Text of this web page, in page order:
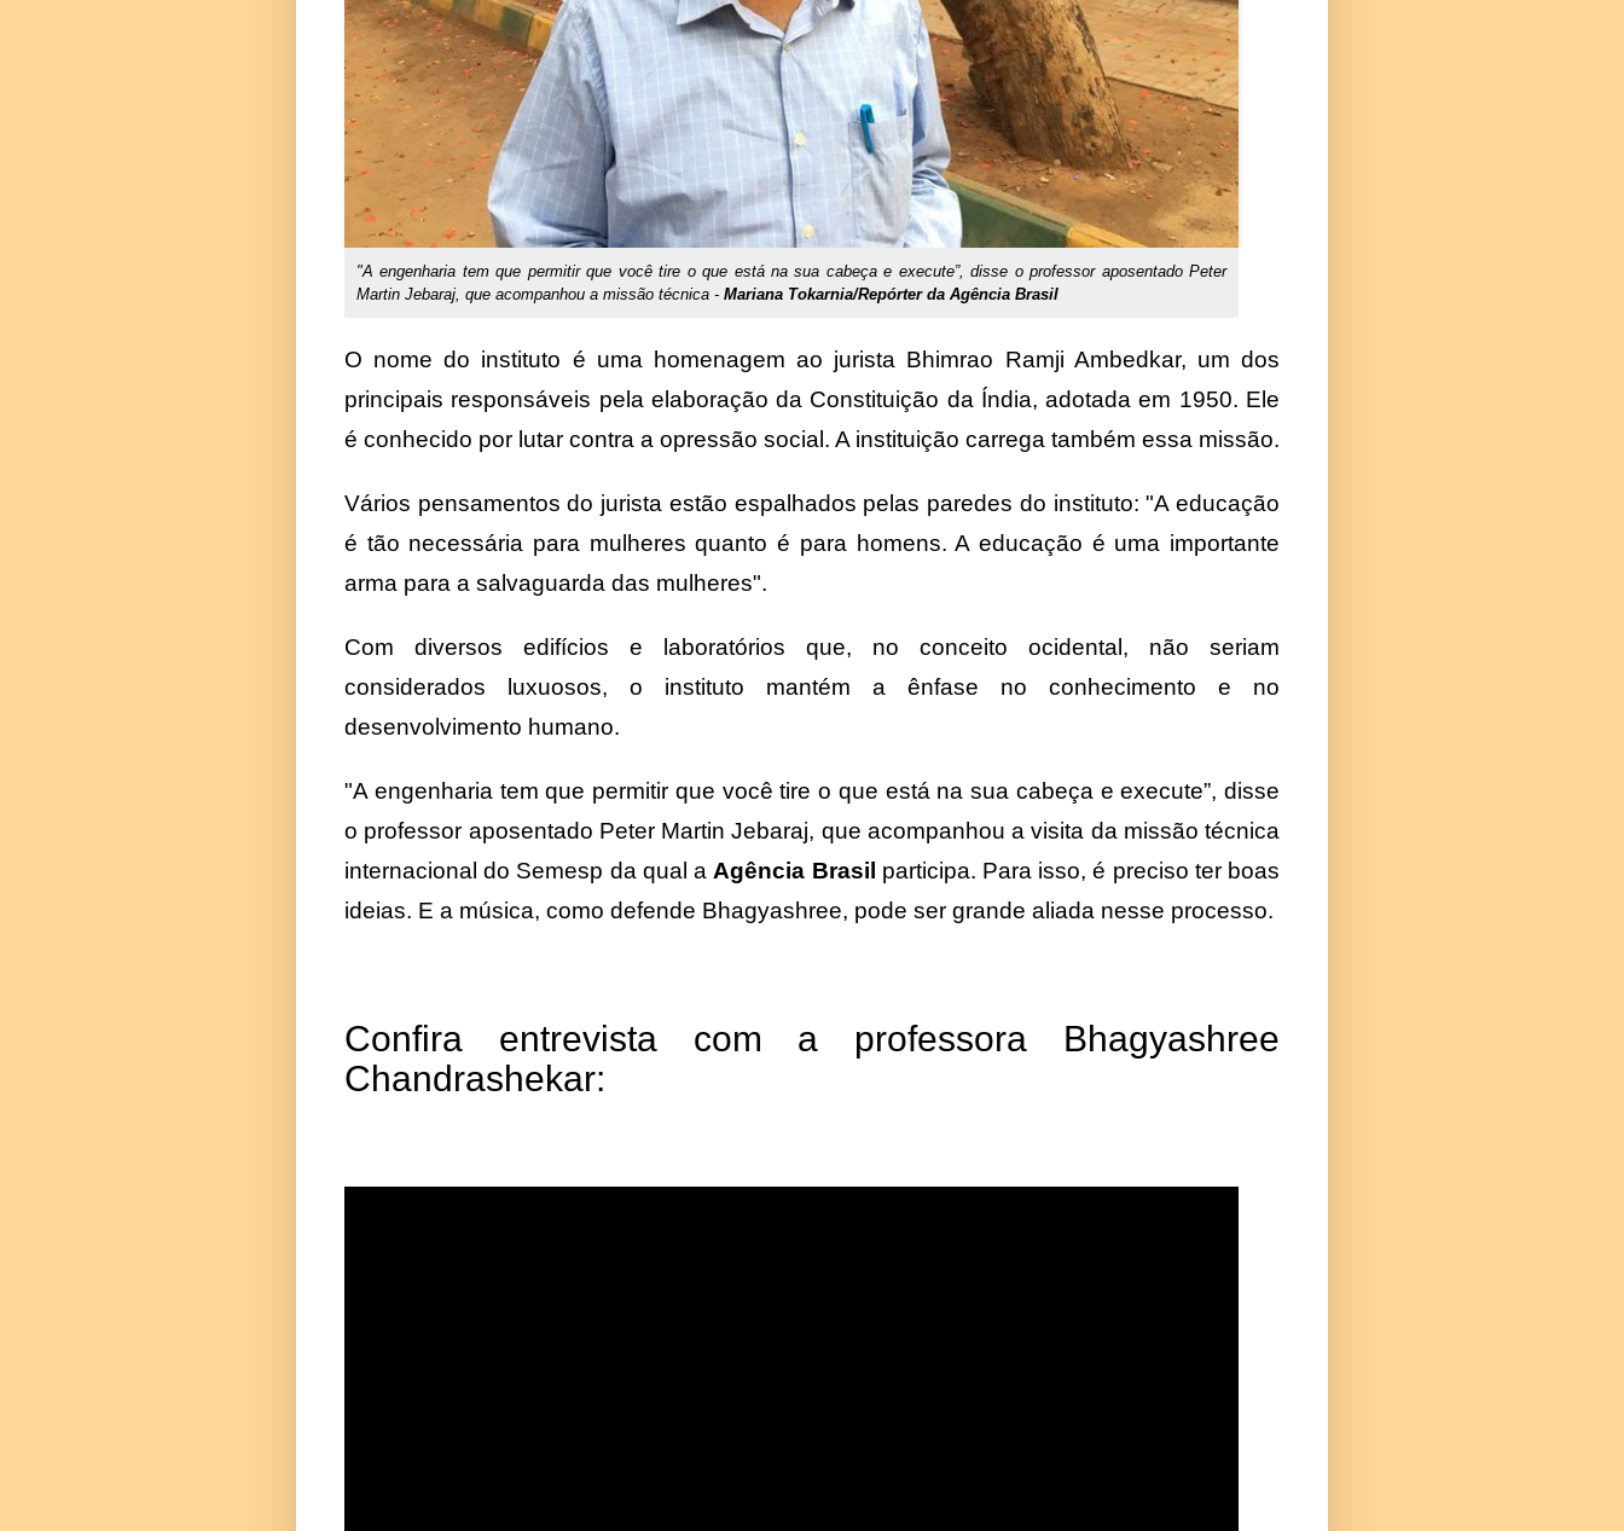
"A engenharia tem que permitir que você tire o que está na sua cabeça e execute”, disse o professor aposentado Peter
Martin Jebaraj, que acompanhou a missão técnica - Mariana Tokarnia/Repórter da Agência Brasil
O nome do instituto é uma homenagem ao jurista Bhimrao Ramji Ambedkar, um dos
principais responsáveis pela elaboração da Constituição da Índia, adotada em 1950. Ele
é conhecido por lutar contra a opressão social. A instituição carrega também essa missão.
Vários pensamentos do jurista estão espalhados pelas paredes do instituto: "A educação
é tão necessária para mulheres quanto é para homens. A educação é uma importante
arma para a salvaguarda das mulheres".
Com diversos edifícios e laboratórios que, no conceito ocidental, não seriam
considerados luxuosos, o instituto mantém a ênfase no conhecimento e no
desenvolvimento humano.
"A engenharia tem que permitir que você tire o que está na sua cabeça e execute”, disse
o professor aposentado Peter Martin Jebaraj, que acompanhou a visita da missão técnica
internacional do Semesp da qual a Agência Brasil participa. Para isso, é preciso ter boas
ideias. E a música, como defende Bhagyashree, pode ser grande aliada nesse processo.
Confira entrevista com a professora Bhagyashree
Chandrashekar: